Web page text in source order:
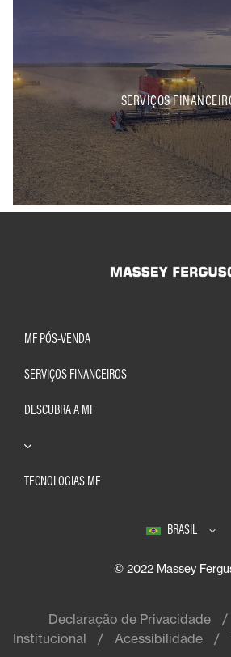
SERVIÇOS
MF PÓS-VENDA
SERVIÇOS FINANCEIROS
DESCUBRA A MF
TECNOLOGIAS MF
BRASIL
© 2022 Massey
Declaração de Privacidade
Institucional
Acessibilidade